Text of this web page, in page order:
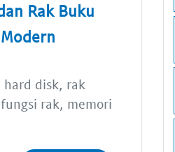
Rak Buku
hard disk, rak
rak, memori